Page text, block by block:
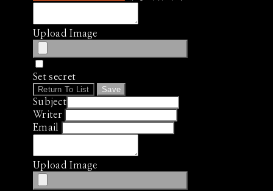
Upload Image
Set secret
Return To List Save
Subject
Writer
Email
Upload Image